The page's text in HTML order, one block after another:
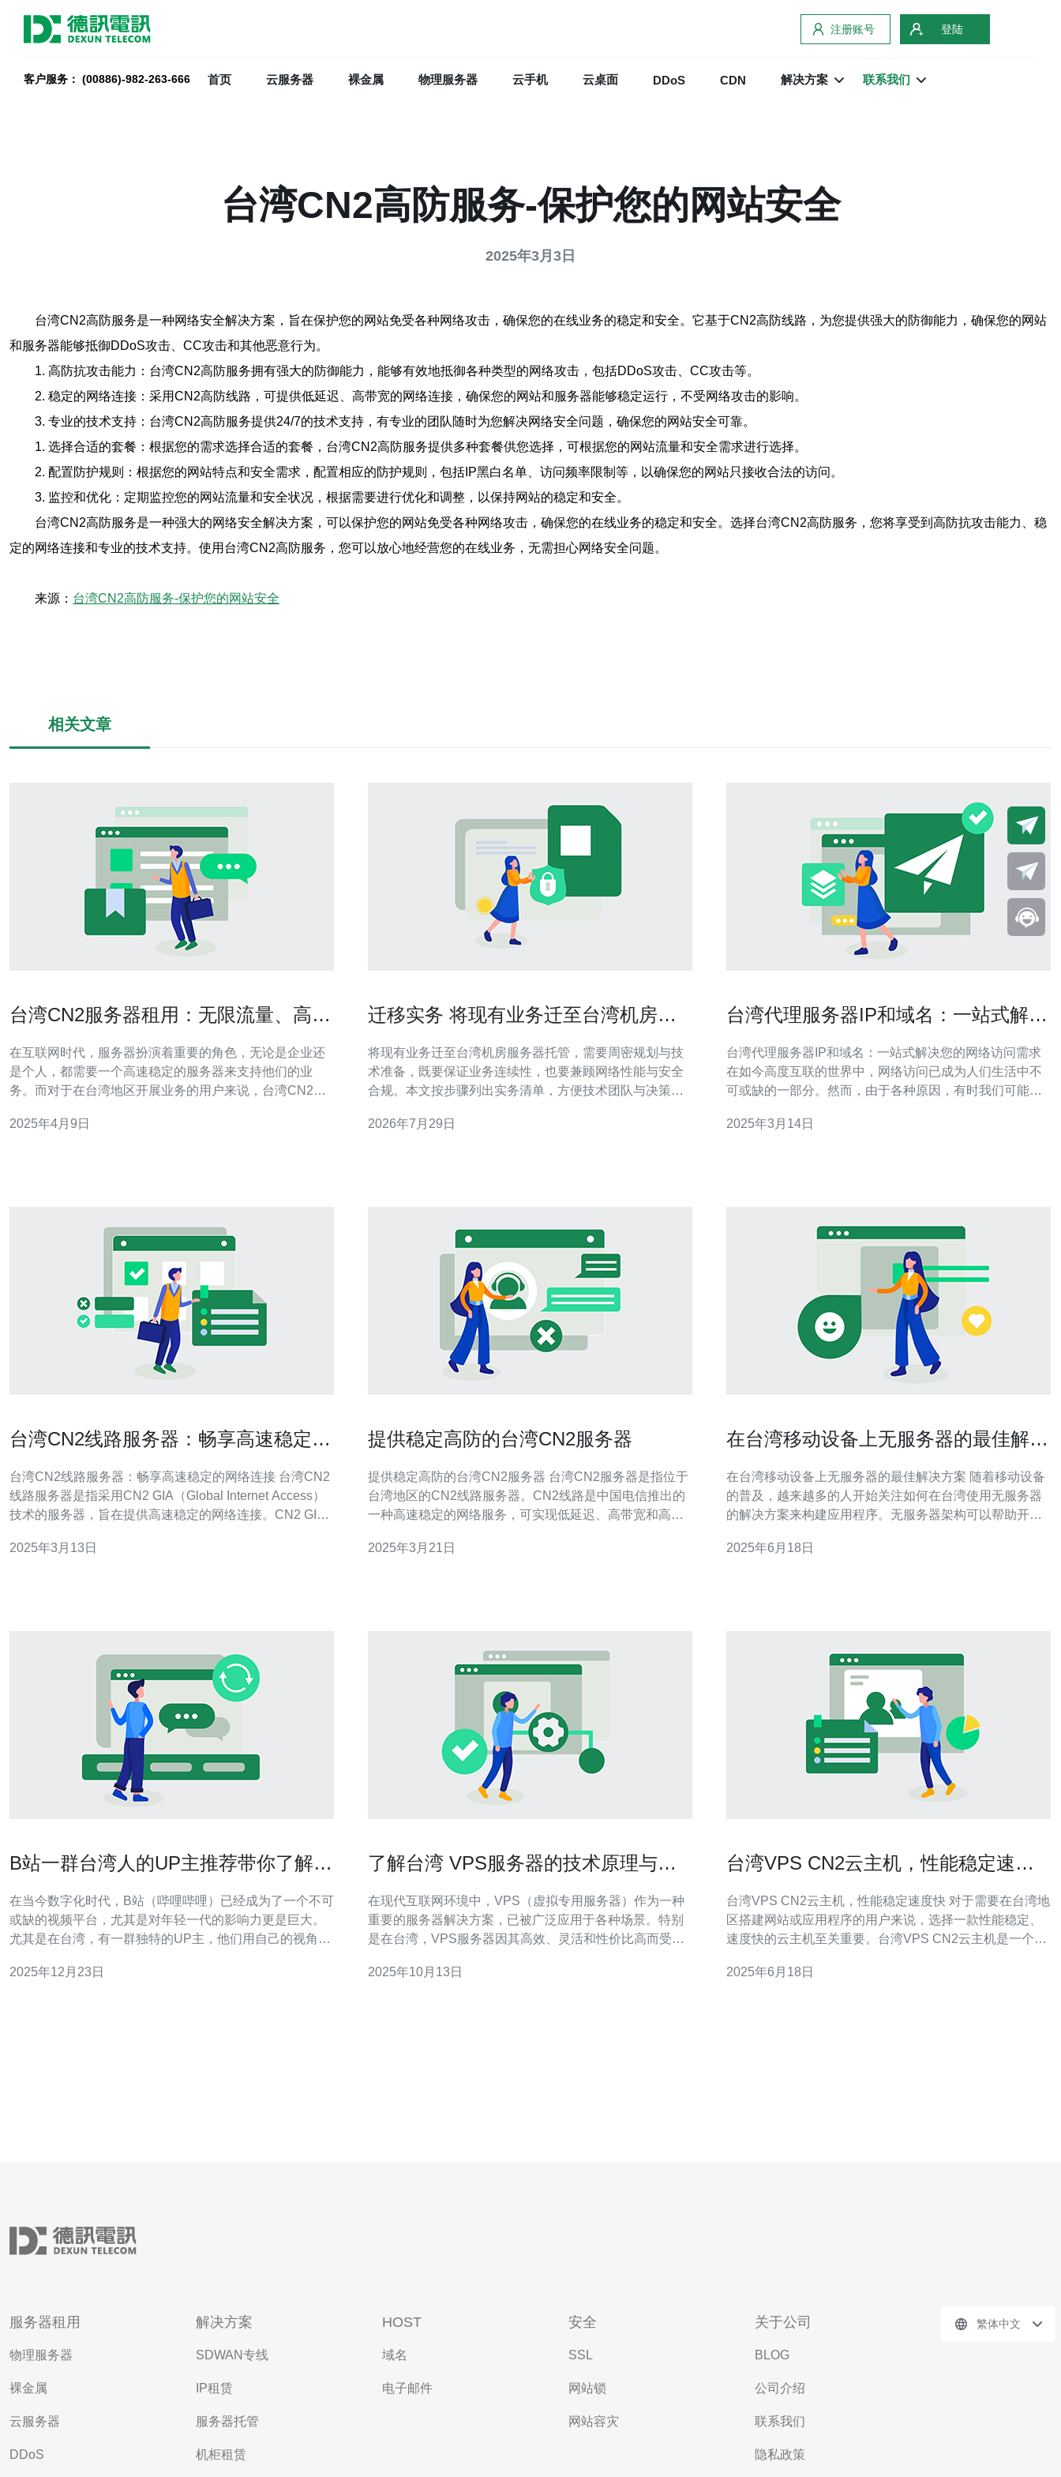
注册账号 登陆
客户服务： (00886)-982-263-666 首页 云服务器 裸金属 物理服务器 云手机 云桌面 DDoS CDN 解决方案 联系我们
台湾CN2高防服务-保护您的网站安全
2025年3月3日
台湾CN2高防服务是一种网络安全解决方案，旨在保护您的网站免受各种网络攻击，确保您的在线业务的稳定和安全。它基于CN2高防线路，为您提供强大的防御能力，确保您的网站
和服务器能够抵御DDoS攻击、CC攻击和其他恶意行为。
1. 高防抗攻击能力：台湾CN2高防服务拥有强大的防御能力，能够有效地抵御各种类型的网络攻击，包括DDoS攻击、CC攻击等。
2. 稳定的网络连接：采用CN2高防线路，可提供低延迟、高带宽的网络连接，确保您的网站和服务器能够稳定运行，不受网络攻击的影响。
3. 专业的技术支持：台湾CN2高防服务提供24/7的技术支持，有专业的团队随时为您解决网络安全问题，确保您的网站安全可靠。
1. 选择合适的套餐：根据您的需求选择合适的套餐，台湾CN2高防服务提供多种套餐供您选择，可根据您的网站流量和安全需求进行选择。
2. 配置防护规则：根据您的网站特点和安全需求，配置相应的防护规则，包括IP黑白名单、访问频率限制等，以确保您的网站只接收合法的访问。
3. 监控和优化：定期监控您的网站流量和安全状况，根据需要进行优化和调整，以保持网站的稳定和安全。
台湾CN2高防服务是一种强大的网络安全解决方案，可以保护您的网站免受各种网络攻击，确保您的在线业务的稳定和安全。选择台湾CN2高防服务，您将享受到高防抗攻击能力、稳
定的网络连接和专业的技术支持。使用台湾CN2高防服务，您可以放心地经营您的在线业务，无需担心网络安全问题。
来源： 台湾CN2高防服务-保护您的网站安全
相关文章
台湾CN2服务器租用：无限流量、高速
在互联网时代，服务器扮演着重要的角色，无论是企业还
是个人，都需要一个高速稳定的服务器来支持他们的业
务。而对于在台湾地区开展业务的用户来说，台湾CN2服
于CN2 GIA（Global Internet Access）网络的服务器，它
2025年4月9日
迁移实务 将现有业务迁至台湾机房服
将现有业务迁至台湾机房服务器托管，需要周密规划与技
术准备，既要保证业务连续性，也要兼顾网络性能与安全
合规。本文按步骤列出实务清单，方便技术团队与决策者
步：评估现有架构与需求。清点服务器、应用、数据库、
2026年7月29日
台湾代理服务器IP和域名：一站式解决
台湾代理服务器IP和域名：一站式解决您的网络访问需求
在如今高度互联的世界中，网络访问已成为人们生活中不
可或缺的一部分。然而，由于各种原因，有时我们可能无
使用代理服务器是一个有效的方法。而在台湾，您可以找
2025年3月14日
台湾CN2线路服务器：畅享高速稳定的
台湾CN2线路服务器：畅享高速稳定的网络连接 台湾CN2
线路服务器是指采用CN2 GIA（Global Internet Access）
技术的服务器，旨在提供高速稳定的网络连接。CN2 GIA
络路径和增加带宽容量，提供更快、更稳定的网络连接。
2025年3月13日
提供稳定高防的台湾CN2服务器
提供稳定高防的台湾CN2服务器 台湾CN2服务器是指位于
台湾地区的CN2线路服务器。CN2线路是中国电信推出的
一种高速稳定的网络服务，可实现低延迟、高带宽和高防
到许多用户的青睐。 选择台湾CN2服务器有以下几个主要
2025年3月21日
在台湾移动设备上无服务器的最佳解决
在台湾移动设备上无服务器的最佳解决方案 随着移动设备
的普及，越来越多的人开始关注如何在台湾使用无服务器
的解决方案来构建应用程序。无服务器架构可以帮助开发
寻找适合移动设备的无服务器解决方案至关重要。 无服务
2025年6月18日
B站一群台湾人的UP主推荐带你了解多
在当今数字化时代，B站（哔哩哔哩）已经成为了一个不可
或缺的视频平台，尤其是对年轻一代的影响力更是巨大。
尤其是在台湾，有一群独特的UP主，他们用自己的视角和
走进这些台湾UP主的世界，同时也将探讨一些与服务器、
2025年12月23日
了解台湾 VPS服务器的技术原理与应
在现代互联网环境中，VPS（虚拟专用服务器）作为一种
重要的服务器解决方案，已被广泛应用于各种场景。特别
是在台湾，VPS服务器因其高效、灵活和性价比高而受到
务器的技术原理与应用场景，帮助您更好地理解这一重要
2025年10月13日
台湾VPS CN2云主机，性能稳定速度
台湾VPS CN2云主机，性能稳定速度快 对于需要在台湾地
区搭建网站或应用程序的用户来说，选择一款性能稳定、
速度快的云主机至关重要。台湾VPS CN2云主机是一个不
用户的需求。 台湾VPS CN2云主机采用最先进的硬件设
2025年6月18日
服务器租用
物理服务器
裸金属
云服务器
DDoS
解决方案
SDWAN专线
IP租赁
服务器托管
机柜租赁
HOST
域名
电子邮件
安全
SSL
网站锁
网站容灾
关于公司
BLOG
公司介绍
联系我们
隐私政策
繁体中文